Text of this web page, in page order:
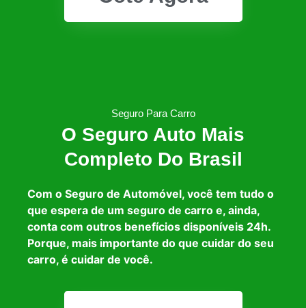
Seguro Para Carro
O Seguro Auto Mais
Completo Do Brasil
Com o Seguro de Automóvel, você tem tudo o
que espera de um seguro de carro e, ainda,
conta com outros benefícios disponíveis 24h.
Porque, mais importante do que cuidar do seu
carro, é cuidar de você.